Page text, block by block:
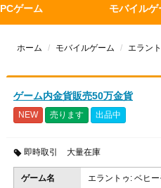
PCゲーム モバイルゲ
ホーム モバイルゲーム エラン
ゲーム内金貨販売50万金貨
NEW 売ります 出品中
即時取引 大量在庫
ゲーム名 エラントゥ: ベヒ